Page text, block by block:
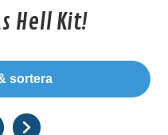
Hell Kit!
sortera